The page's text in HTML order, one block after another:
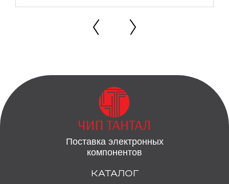
Поставка электронных
компонентов
КАТАЛОГ